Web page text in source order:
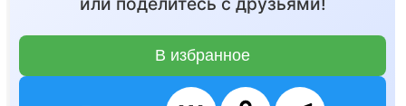
В избранное